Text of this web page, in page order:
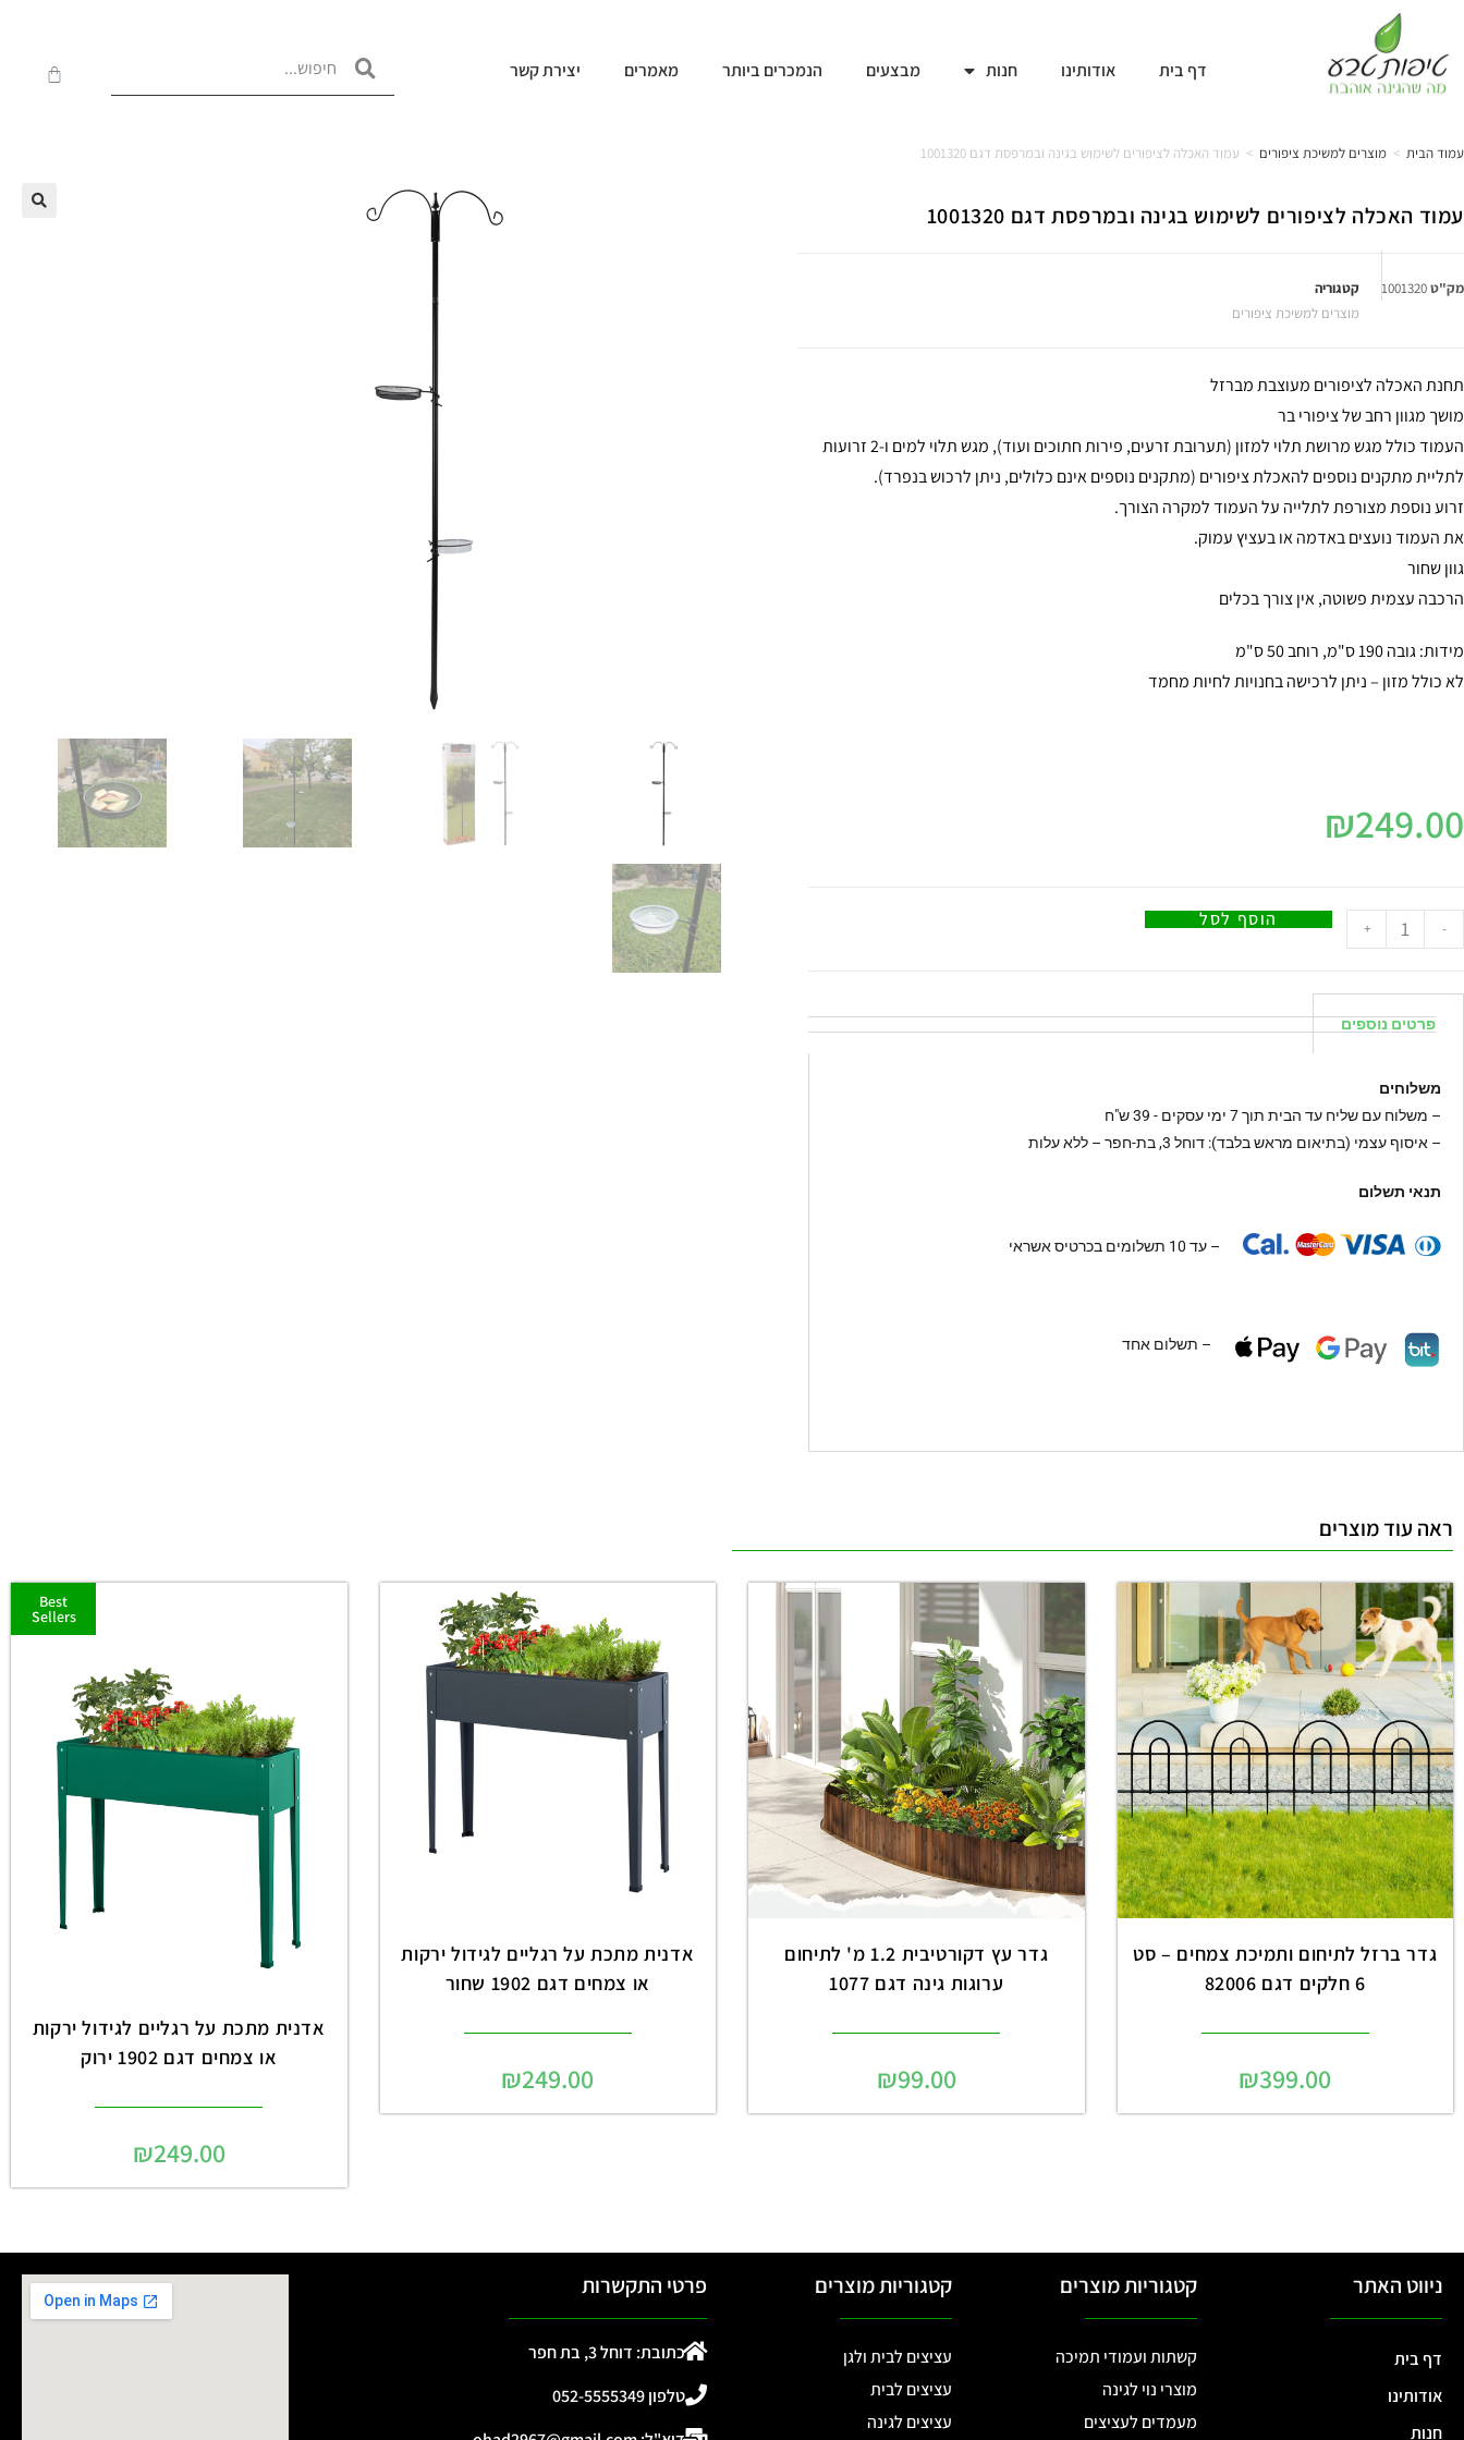
דף בית אודותינו חנות מבצעים הנמכרים ביותר מאמרים יצירת קשר
עמוד הבית > מוצרים למשיכת ציפורים > עמוד האכלה לציפורים לשימוש בגינה ובמרפסת דגם 1001320
עמוד האכלה לציפורים לשימוש בגינה ובמרפסת דגם 1001320
מק"ט1001320
קטגוריה
מוצרים למשיכת ציפורים
תחנת האכלה לציפורים מעוצבת מברזל
מושך מגוון רחב של ציפורי בר
העמוד כולל מגש מרושת תלוי למזון (תערובת זרעים, פירות חתוכים ועוד), מגש תלוי למים ו-2 זרועות
לתליית מתקנים נוספים להאכלת ציפורים (מתקנים נוספים אינם כלולים, ניתן לרכוש בנפרד).
זרוע נוספת מצורפת לתלייה על העמוד למקרה הצורך.
את העמוד נועצים באדמה או בעציץ עמוק.
גוון שחור
הרכבה עצמית פשוטה, אין צורך בכלים
מידות: גובה 190 ס"מ, רוחב 50 ס"מ
לא כולל מזון – ניתן לרכישה בחנויות לחיות מחמד
₪249.00
-
+ הוסף לסל
פרטים נוספים
משלוחים
– משלוח עם שליח עד הבית תוך 7 ימי עסקים - 39 ש"ח
– איסוף עצמי (בתיאום מראש בלבד): דוחל 3, בת-חפר – ללא עלות
תנאי תשלום
– עד 10 תשלומים בכרטיס אשראי
– תשלום אחד
ראה עוד מוצרים
גדר ברזל לתיחום ותמיכת צמחים – סט
6 חלקים דגם 82006
₪399.00
גדר עץ דקורטיבית 1.2 מ' לתיחום
ערוגות גינה דגם 1077
₪99.00
אדנית מתכת על רגליים לגידול ירקות
או צמחים דגם 1902 שחור
₪249.00
Best
Sellers
אדנית מתכת על רגליים לגידול ירקות
או צמחים דגם 1902 ירוק
₪249.00
ניווט האתר
דף בית
אודותינו
חנות
קטגוריות מוצרים
קשתות ועמודי תמיכה
מוצרי נוי לגינה
מעמדים לעציצים
קטגוריות מוצרים
עציצים לבית ולגן
עציצים לבית
עציצים לגינה
פרטי התקשרות
כתובת: דוחל 3, בת חפר
טלפון 052-5555349